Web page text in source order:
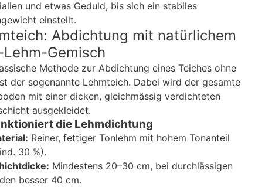
und etwas Geduld, bis sich ein stabiles
einstellt.
Abdichtung mit natürlichem
Lehm-Gemisch
Methode zur Abdichtung eines Teiches ohne
der sogenannte Lehmteich. Dabei wird der gesamte
mit einer dicken, gleichmässig verdichteten
ausgekleidet.
die Lehmdichtung
Reiner, fettiger Tonlehm mit hohem Tonanteil
30 %).
Mindestens 20–30 cm, bei durchlässigen
besser 40 cm.